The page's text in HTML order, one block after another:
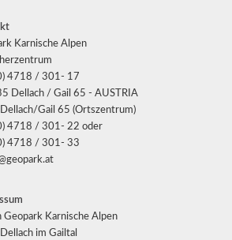
Karnische Alpen
4718 / 301- 17
Dellach / Gail 65 - AUSTRIA
Gail 65 (Ortszentrum)
4718 / 301- 22 oder
4718 / 301- 33
Geopark Karnische Alpen
im Gailtal